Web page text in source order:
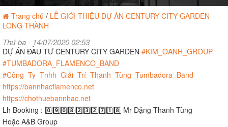
Trang chủ / LỄ GIỚI THIỆU DỰ ÁN CENTURY CITY GARDEN
LONG THÀNH
Thứ ba - 14/07/2020 02:53
DỰ ÁN ĐẦU TƯ CENTURY CITY GARDEN #KIM_OANH_GROUP
#TUMBADORA_FLAMENCO_BAND
#Công_Ty_Tnhh_Giải_Trí_Thanh_Tùng_Tumbadora_Band
https://bannhacflamenco.net
https://chothuebannhac.net
Lh Booking : 0️⃣9️⃣0️⃣8️⃣2️⃣3️⃣2️⃣7️⃣1️⃣8️⃣ Mr Đặng Thanh Tùng
Hoặc A&B Group